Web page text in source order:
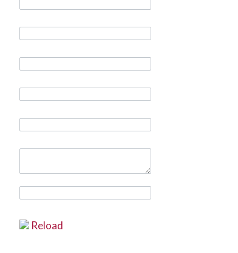
Reload